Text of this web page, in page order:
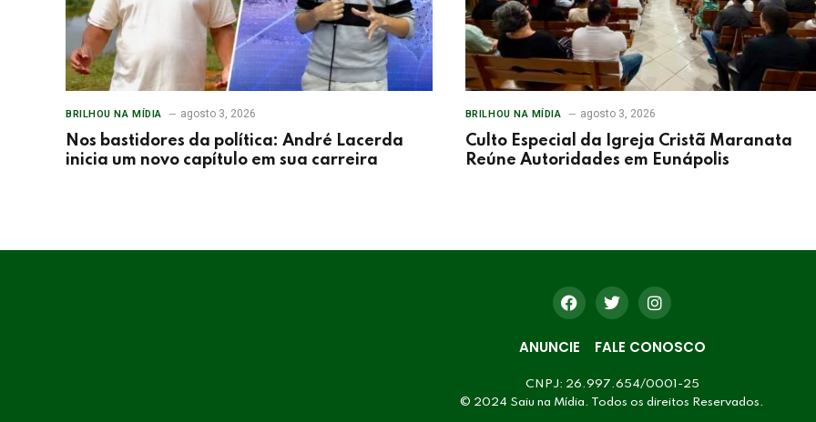
BRILHOU NA MÍDIA agosto 3, 2026
Nos bastidores da política: André Lacerda
inicia um novo capítulo em sua carreira
BRILHOU NA MÍDIA agosto 3, 2026
Culto Especial da Igreja Cristã Maranata
Reúne Autoridades em Eunápolis
ANUNCIE FALE CONOSCO
CNPJ: 26.997.654/0001-25
© 2024 Saiu na Mídia. Todos os direitos Reservados.